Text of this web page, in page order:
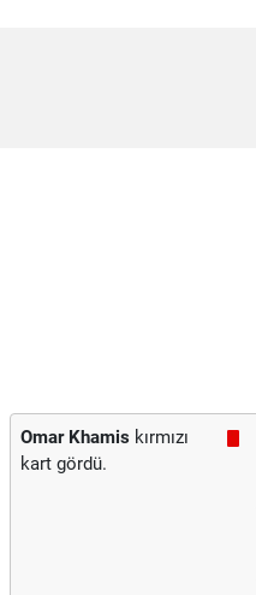
Omar Khamis kırmızı
kart gördü.